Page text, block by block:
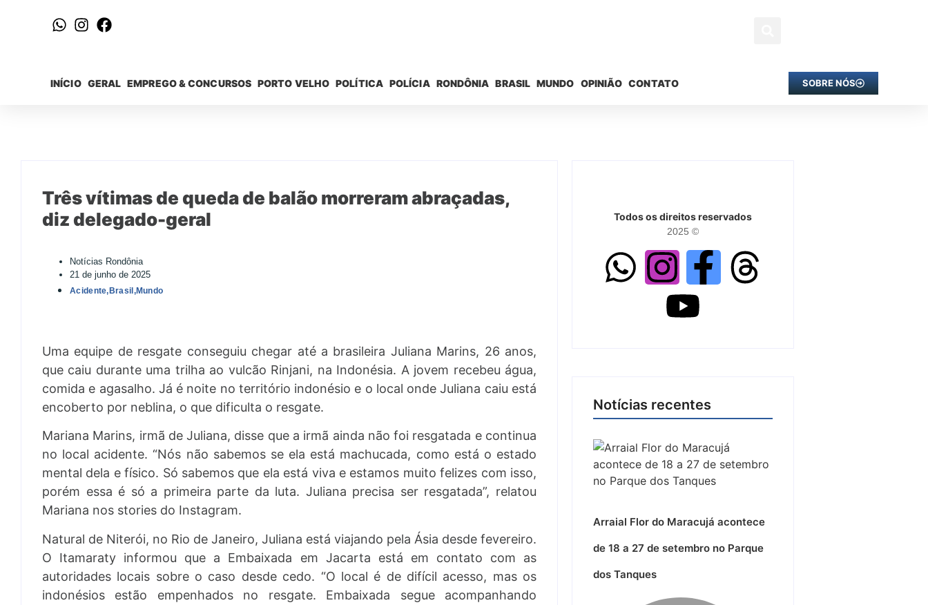
INÍCIO GERAL EMPREGO & CONCURSOS PORTO VELHO POLÍTICA POLÍCIA RONDÔNIA BRASIL MUNDO OPINIÃO CONTATO SOBRE NÓS
Três vítimas de queda de balão morreram abraçadas,
diz delegado-geral
Notícias Rondônia
21 de junho de 2025
Acidente, Brasil ,Mundo
Uma equipe de resgate conseguiu chegar até a brasileira Juliana Marins, 26 anos,
que caiu durante uma trilha ao vulcão Rinjani, na Indonésia. A jovem recebeu água,
comida e agasalho. Já é noite no território indonésio e o local onde Juliana caiu está
encoberto por neblina, o que dificulta o resgate.
Mariana Marins, irmã de Juliana, disse que a irmã ainda não foi resgatada e continua
no local acidente. “Nós não sabemos se ela está machucada, como está o estado
mental dela e físico. Só sabemos que ela está viva e estamos muito felizes com isso,
porém essa é só a primeira parte da luta. Juliana precisa ser resgatada”, relatou
Mariana nos stories do Instagram.
Natural de Niterói, no Rio de Janeiro, Juliana está viajando pela Ásia desde fevereiro.
O Itamaraty informou que a Embaixada em Jacarta está em contato com as
autoridades locais sobre o caso desde cedo. “O local é de difícil acesso, mas os
indonésios estão empenhados no resgate. Embaixada segue acompanhando
Todos os direitos reservados
2025 ©
Notícias recentes
Arraial Flor do Maracujá acontece
de 18 a 27 de setembro no Parque
dos Tanques